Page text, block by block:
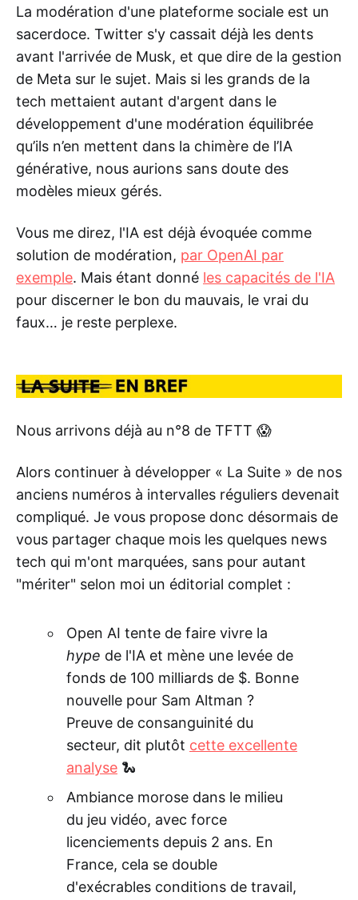
La modération d'une plateforme sociale est un
sacerdoce. Twitter s'y cassait déjà les dents
avant l'arrivée de Musk, et que dire de la gestion
de Meta sur le sujet. Mais si les grands de la
tech mettaient autant d'argent dans le
développement d'une modération équilibrée
qu’ils n’en mettent dans la chimère de l’IA
générative, nous aurions sans doute des
modèles mieux gérés.
Vous me direz, l'IA est déjà évoquée comme
solution de modération, par OpenAI par
exemple. Mais étant donné les capacités de l'IA
pour discerner le bon du mauvais, le vrai du
faux… je reste perplexe.
Nous arrivons déjà au n°8 de TFTT 😱
Alors continuer à développer « La Suite » de nos
anciens numéros à intervalles réguliers devenait
compliqué. Je vous propose donc désormais de
vous partager chaque mois les quelques news
tech qui m'ont marquées, sans pour autant
"mériter" selon moi un éditorial complet :
Open AI tente de faire vivre la
hype de l'IA et mène une levée de
fonds de 100 milliards de $. Bonne
nouvelle pour Sam Altman ?
Preuve de consanguinité du
secteur, dit plutôt cette excellente
analyse🐍
Ambiance morose dans le milieu
du jeu vidéo, avec force
licenciements depuis 2 ans. En
France, cela se double
d'exécrables conditions de travail,